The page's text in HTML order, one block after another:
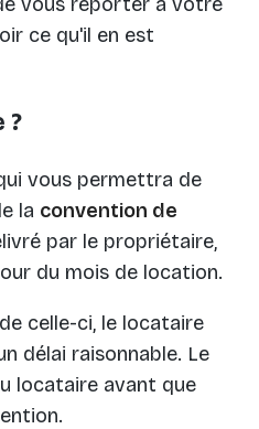
ce qu'il en est
?
vous permettra de
la convention de
par le propriétaire,
du mois de location.
celle-ci, le locataire
délai raisonnable. Le
locataire avant que